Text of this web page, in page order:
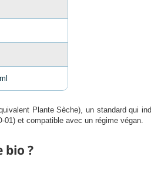
Plante Sèche), un standard qui
et compatible avec un régime végan.
bio ?